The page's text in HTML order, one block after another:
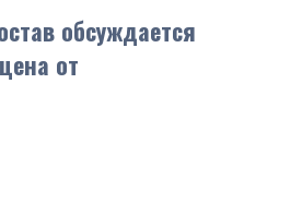
обсуждается
от